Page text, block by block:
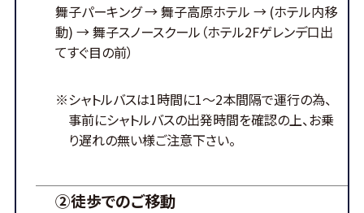
舞子パーキング→ 舞子高原ホテル → (ホテル内移
動) → 舞子スノースクール （ホテル2Fゲレンデ口出
てすぐ目の前）
※シャトルバスは1時間に1～2本間隔で運行の為、
事前にシャトルバスの出発時間を確認の上、お乗
り遅れの無い様ご注意下さい。
②徒歩でのご移動